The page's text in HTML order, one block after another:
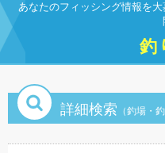
に
移
動
あなたのフィッシング情報を
釣
詳細検索 （釣場・